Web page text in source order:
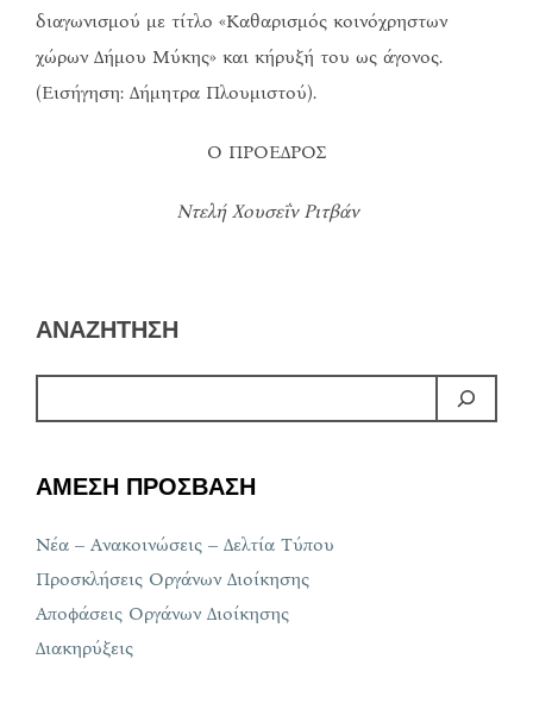
διαγωνισμού με τίτλο «Καθαρισμός κοινόχρηστων
χώρων Δήμου Μύκης» και κήρυξή του ως άγονος.
(Εισήγηση: Δήμητρα Πλουμιστού).
Ο ΠΡΟΕΔΡΟΣ
Ντελή Χουσεΐν Ριτβάν
ΑΝΑΖΗΤΗΣΗ
ΑΜΕΣΗ ΠΡΟΣΒΑΣΗ
Νέα – Ανακοινώσεις – Δελτία Τύπου
Προσκλήσεις Οργάνων Διοίκησης
Αποφάσεις Οργάνων Διοίκησης
Διακηρύξεις